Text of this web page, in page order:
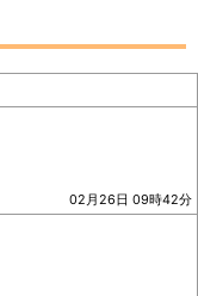
02月26日 09時42分